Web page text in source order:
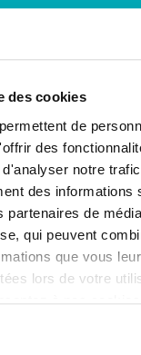
des cookies
de
des
notre
des informations
partenaires de
qui peuvent
que vous
lors de votre